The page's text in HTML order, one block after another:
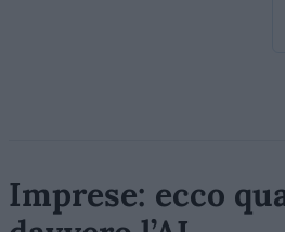
Imprese: ecco